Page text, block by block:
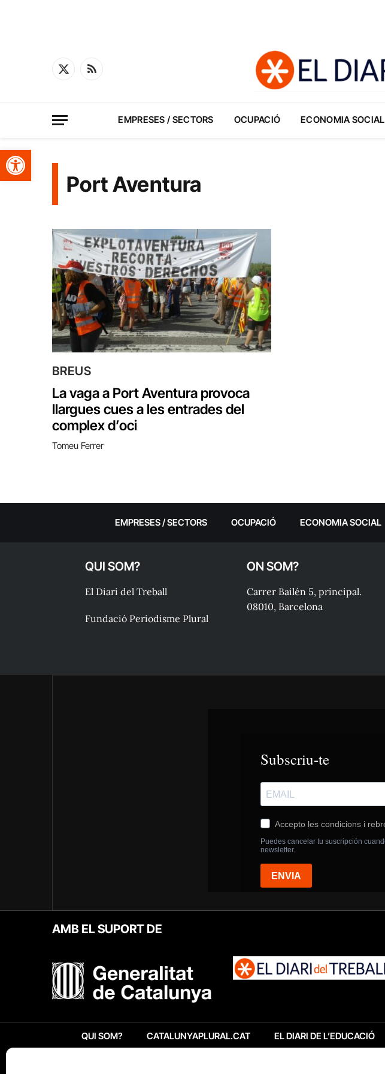
Obre la barra d'eines
X
RSS
EMPRESES / SECTORS OCUPACIÓ ECONOMIA SOCIAL
Port Aventura
BREUS
La vaga a Port Aventura provoca
llargues cues a les entrades del
complex d’oci
Tomeu Ferrer
EMPRESES / SECTORS OCUPACIÓ ECONOMIA SOCIAL
QUI SOM?
El Diari del Treball
Fundació Periodisme Plural
ON SOM?
Carrer Bailén 5, principal.
08010, Barcelona
AMB EL SUPORT DE
QUI SOM? CATALUNYAPLURAL.CAT EL DIARI DE L’EDUCACIÓ